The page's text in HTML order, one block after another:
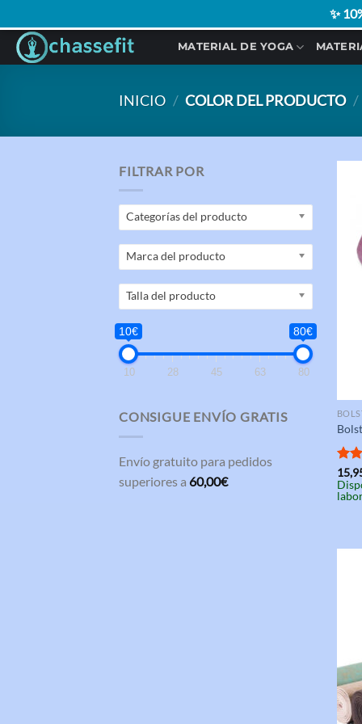
Saltar
MATERIAL DE YOGA
INICIO / COLOR DEL PRODUCTO /
FILTRAR POR
Categorías del producto
Marca del producto
Talla del producto
10€ 80€
10 28 45 63 80
CONSIGUE ENVÍO GRATIS
Envío gratuito para pedidos
superiores a 60,00€
con
de 5
✨